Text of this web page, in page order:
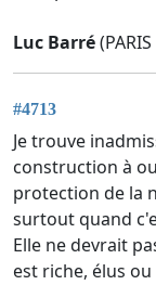
Luc Barré
#4713
Je trouve
construction à
protection de la
surtout quand
Elle ne devrait
est riche, élus